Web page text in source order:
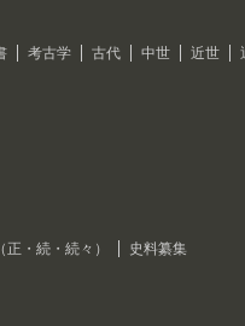
考古学 古代 中世 近世
・続・続々）
史料纂集